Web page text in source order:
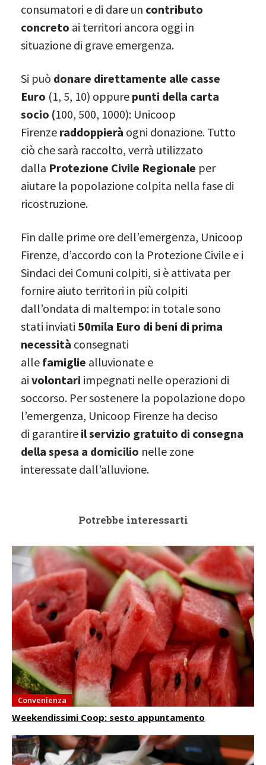
consumatori e di dare un contributo
concreto ai territori ancora oggi in
situazione di grave emergenza.
Si può donare direttamente alle casse
Euro (1, 5, 10) oppure punti della carta
socio (100, 500, 1000): Unicoop
Firenze raddoppierà ogni donazione. Tutto
ciò che sarà raccolto, verrà utilizzato
dalla Protezione Civile Regionale per
aiutare la popolazione colpita nella fase di
ricostruzione.
Fin dalle prime ore dell’emergenza, Unicoop
Firenze, d’accordo con la Protezione Civile e i
Sindaci dei Comuni colpiti, si è attivata per
fornire aiuto territori in più colpiti
dall’ondata di maltempo: in totale sono
stati inviati 50mila Euro di beni di prima
necessità consegnati
alle famiglie alluvionate e
ai volontari impegnati nelle operazioni di
soccorso. Per sostenere la popolazione dopo
l’emergenza, Unicoop Firenze ha deciso
di garantire il servizio gratuito di consegna
della spesa a domicilio nelle zone
interessate dall’alluvione.
Potrebbe interessarti
Convenienza
Weekendissimi Coop: sesto appuntamento